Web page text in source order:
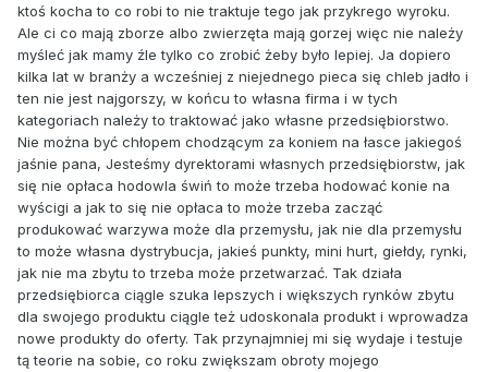
ktoś kocha to co robi to nie traktuje tego jak przykrego wyroku.
Ale ci co mają zborze albo zwierzęta mają gorzej więc nie należy
myśleć jak mamy źle tylko co zrobić żeby było lepiej. Ja dopiero
kilka lat w branży a wcześniej z niejednego pieca się chleb jadło i
ten nie jest najgorszy, w końcu to własna firma i w tych
kategoriach należy to traktować jako własne przedsiębiorstwo.
Nie można być chłopem chodzącym za koniem na łasce jakiegoś
jaśnie pana, Jesteśmy dyrektorami własnych przedsiębiorstw, jak
się nie opłaca hodowla świń to może trzeba hodować konie na
wyścigi a jak to się nie opłaca to może trzeba zacząć
produkować warzywa może dla przemysłu, jak nie dla przemysłu
to może własna dystrybucja, jakieś punkty, mini hurt, giełdy, rynki,
jak nie ma zbytu to trzeba może przetwarzać. Tak działa
przedsiębiorca ciągle szuka lepszych i większych rynków zbytu
dla swojego produktu ciągle też udoskonala produkt i wprowadza
nowe produkty do oferty. Tak przynajmniej mi się wydaje i testuje
tą teorie na sobie, co roku zwiększam obroty mojego